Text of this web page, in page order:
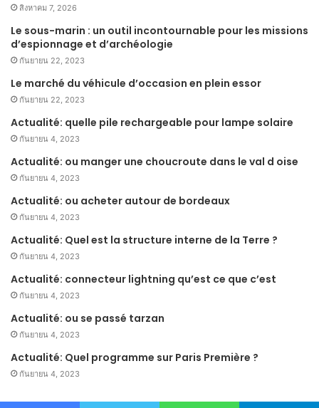
สิงหาคม 7, 2026
Le sous-marin : un outil incontournable pour les missions
d’espionnage et d’archéologie
กันยายน 22, 2023
Le marché du véhicule d’occasion en plein essor
กันยายน 22, 2023
Actualité: quelle pile rechargeable pour lampe solaire
กันยายน 4, 2023
Actualité: ou manger une choucroute dans le val d oise
กันยายน 4, 2023
Actualité: ou acheter autour de bordeaux
กันยายน 4, 2023
Actualité: Quel est la structure interne de la Terre ?
กันยายน 4, 2023
Actualité: connecteur lightning qu’est ce que c’est
กันยายน 4, 2023
Actualité: ou se passé tarzan
กันยายน 4, 2023
Actualité: Quel programme sur Paris Première ?
กันยายน 4, 2023